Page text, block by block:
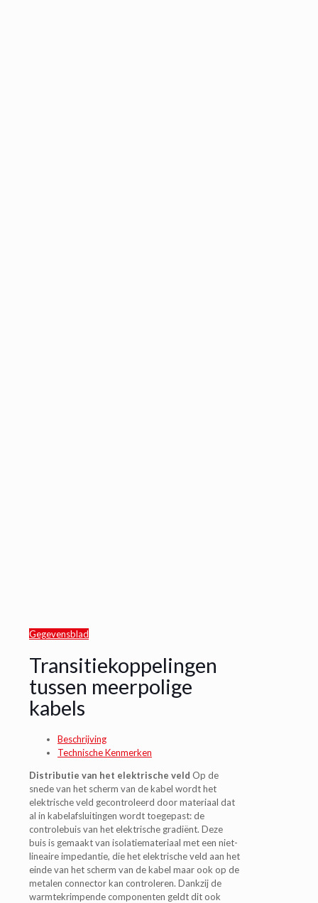
Gegevensblad
Transitiekoppelingen
tussen meerpolige
kabels
Beschrijving
Technische Kenmerken
Distributie van het elektrische veld Op de
snede van het scherm van de kabel wordt het
elektrische veld gecontroleerd door materiaal dat
al in kabelafsluitingen wordt toegepast: de
controlebuis van het elektrische gradiënt. Deze
buis is gemaakt van isolatiemateriaal met een niet-
lineaire impedantie, die het elektrische veld aan het
einde van het scherm van de kabel maar ook op de
metalen connector kan controleren. Dankzij de
warmtekrimpende componenten geldt dit ook